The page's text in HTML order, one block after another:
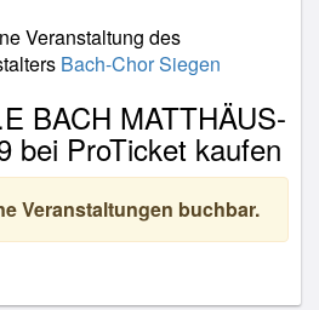
Veranstaltung des
Bach-Chor Siegen
BACH MATTHÄUS-
bei ProTicket kaufen
Veranstaltungen buchbar.